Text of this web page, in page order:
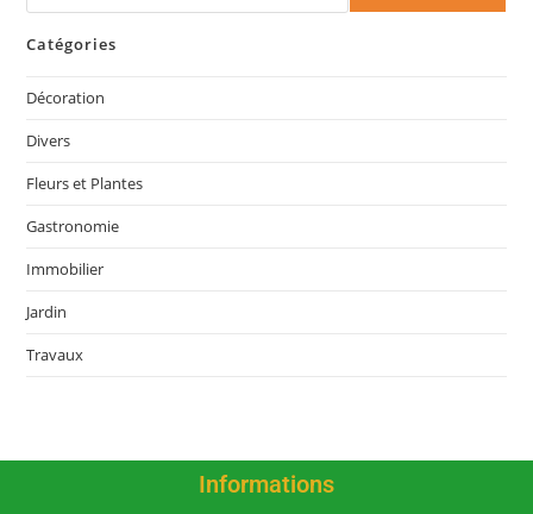
Catégories
Décoration
Divers
Fleurs et Plantes
Gastronomie
Immobilier
Jardin
Travaux
Informations